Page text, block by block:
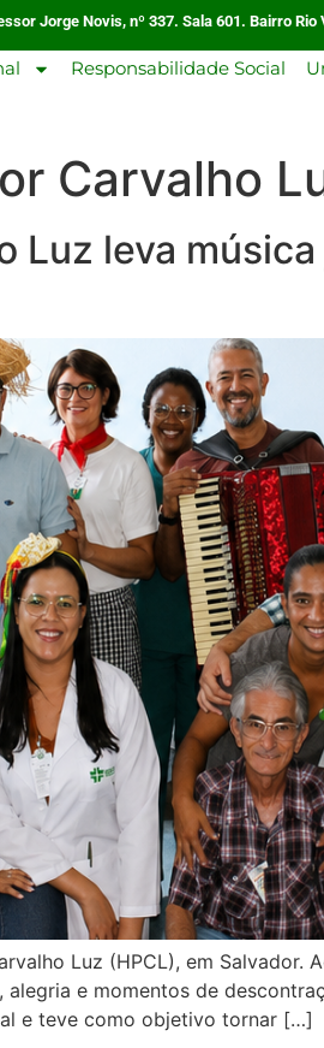
Jorge Novis, nº 337. Sala 601. Bairro Rio
Responsabilidade Social
Carvalho
Luz leva
Luz (HPCL), em Salvador.
e momentos de
e teve como objetivo tornar […]